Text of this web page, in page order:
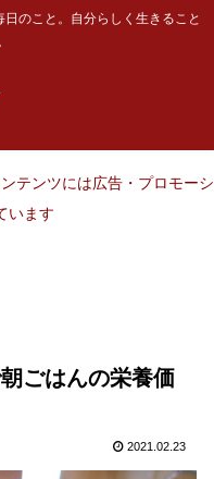
のこと。自分らしく生きること
テンツには広告・プロモーシ
います
ごはんの栄養価
2021.02.23